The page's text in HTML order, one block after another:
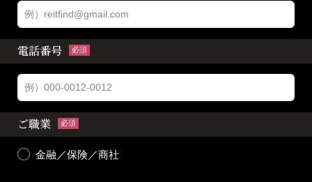
電話番号 必須
ご職業 必須
金融／保険／商社